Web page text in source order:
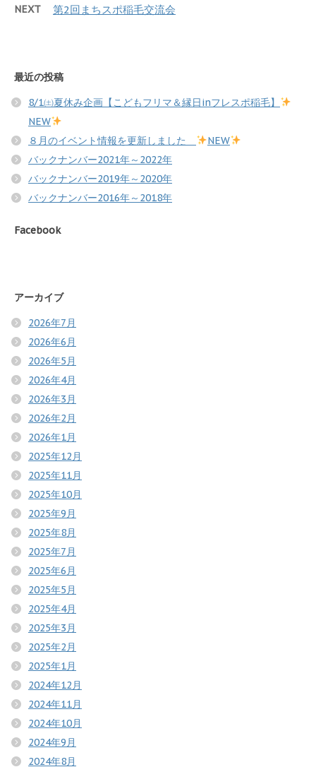
NEXT 第2回まちスポ稲毛交流会
最近の投稿
8/1㈯夏休み企画【こどもフリマ＆縁日inフレスポ稲毛】
NEW
８月のイベント情報を更新しました
NEW
バックナンバー2021年～2022年
バックナンバー2019年～2020年
バックナンバー2016年～2018年
Facebook
アーカイブ
2026年7月
2026年6月
2026年5月
2026年4月
2026年3月
2026年2月
2026年1月
2025年12月
2025年11月
2025年10月
2025年9月
2025年8月
2025年7月
2025年6月
2025年5月
2025年4月
2025年3月
2025年2月
2025年1月
2024年12月
2024年11月
2024年10月
2024年9月
2024年8月